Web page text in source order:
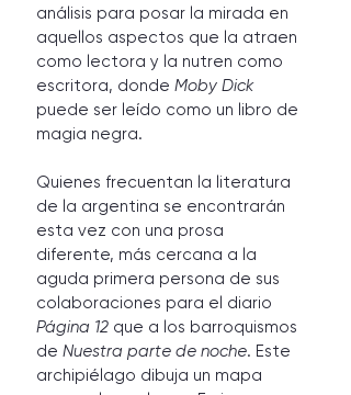
análisis para posar la mirada en
aquellos aspectos que la atraen
como lectora y la nutren como
escritora, donde Moby Dick
puede ser leído como un libro de
magia negra.
Quienes frecuentan la literatura
de la argentina se encontrarán
esta vez con una prosa
diferente, más cercana a la
aguda primera persona de sus
colaboraciones para el diario
Página 12 que a los barroquismos
de Nuestra parte de noche. Este
archipiélago dibuja un mapa